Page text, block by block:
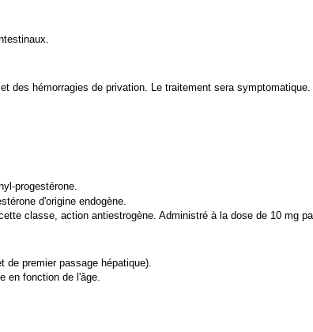
des hémorragies de privation. Le traitement sera symptomatique.
progestérone.
d'origine endogène.
classe, action antiestrogène. Administré à la dose de 10 mg
de premier passage hépatique).
en fonction de l'âge.